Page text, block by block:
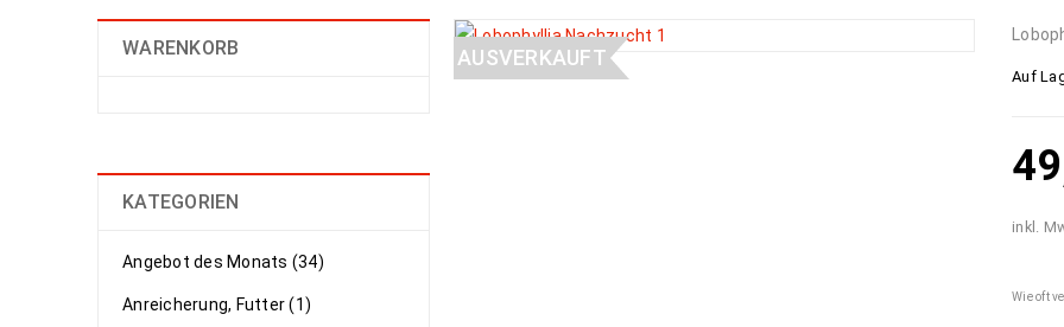
WARENKORB
KATEGORIEN
Angebot des Monats (34)
Anreicherung, Futter (1)
AUSVERKAUFT
Auf
inkl.
Wie oft